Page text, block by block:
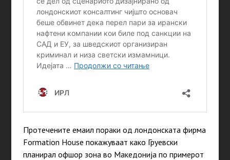
Протечените емаил пораки од лондонската фирма
Formation House покажуваат како Груевски
планирал офшор зона во Македонија по примерот